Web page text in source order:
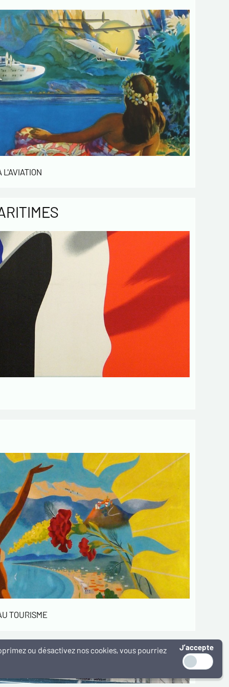
Envoyer
TOURISME
À PARIS J’accepte
ou désactivez nos cookies, vous pourriez